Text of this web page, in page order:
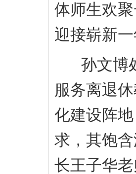
体师生欢
迎接崭新
孙文博处
服务离退
化建设阵
求，其饱
长王子华